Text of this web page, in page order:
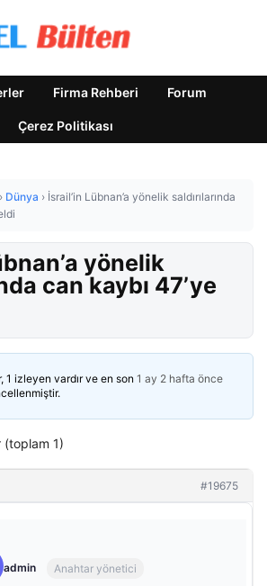
Firma Rehberi Forum
Çerez Politikası
› Dünya › İsrail’in Lübnan’a yönelik saldırılarında
yönelik
can kaybı 47’ye
1 izleyen vardır ve en son 1 ay 2 hafta önce
(toplam 1)
#19675
admin Anahtar yönetici